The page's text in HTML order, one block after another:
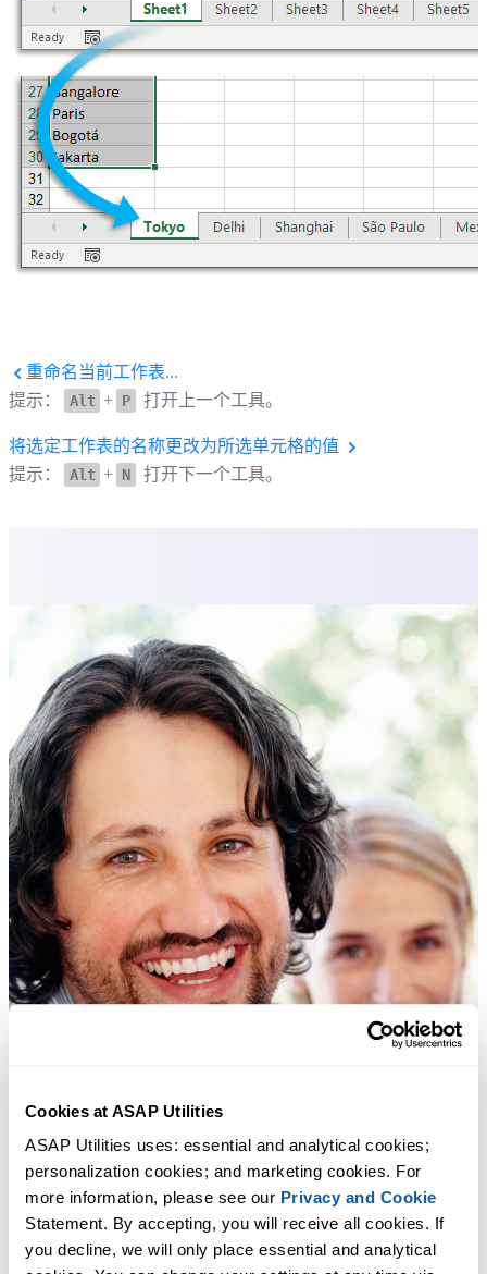
Cookies at ASAP Utilities
ASAP Utilities uses: essential and analytical cookies;
personalization cookies; and marketing cookies. For
more information, please see our Privacy and Cookie
Statement. By accepting, you will receive all cookies. If
you decline, we will only place essential and analytical
重命名当前工作表...
提示：
Alt + P 打开上一个工具。
将选定工作表的名称更改为所选单元格的值
提示：
Alt + N 打开下一个工具。